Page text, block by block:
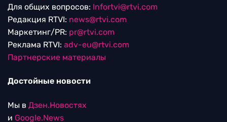
Для общих вопросов: Infortvi@rtvi.com
Редакция RTVI: news@rtvi.com
Маркетинг/PR: pr@rtvi.com
Реклама RTVI: adv-eu@rtvi.com
Партнерские материалы
Достойные новости
Мы в Дзен.Новостях
и Google.News